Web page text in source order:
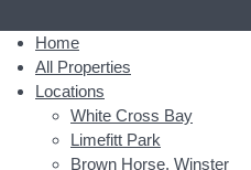
Home
All Properties
Locations
White Cross Bay
Limefitt Park
Brown Horse, Winster